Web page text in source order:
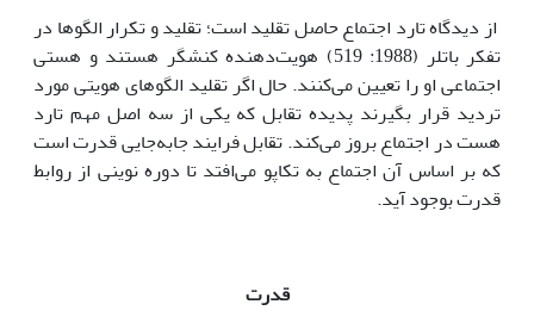
از دیدگاه تارد اجتماع حاصل تقلید است؛ تقلید و تکرار الگوها در
تفکر باتلر (1988: 519) هویت‌دهنده کنشگر هستند و هستی
اجتماعی او را تعیین می‌کنند. حال اگر تقلید الگوهای هویتی مورد
تردید قرار بگیرند پدیده تقابل که یکی از سه اصل مهم تارد
هست در اجتماع بروز می‌کند. تقابل فرایند جابه‌جایی قدرت است
که بر اساس آن اجتماع به تکاپو می‌افتد تا دوره‌ نوینی از روابط
قدرت بوجود آید.
قدرت